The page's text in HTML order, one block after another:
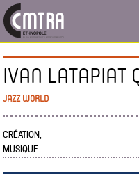
IVAN LATAPIAT
JAZZ WORLD
CRÉATION,
MUSIQUE